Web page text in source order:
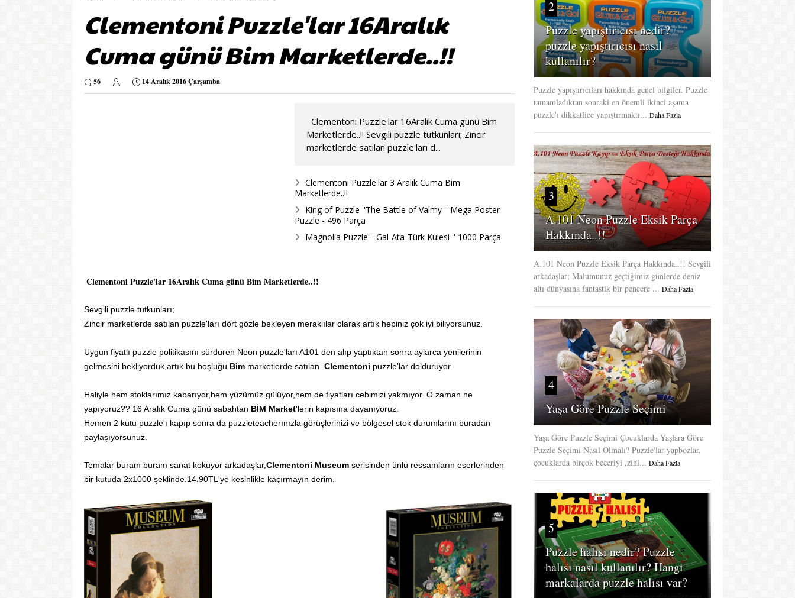
Clementoni Puzzle'lar 16Aralık
Cuma günü Bim Marketlerde..!!
56 14 Aralık 2016 Çarşamba
Clementoni Puzzle'lar 16Aralık Cuma günü Bim
Marketlerde..!! Sevgili puzzle tutkunları; Zincir
marketlerde satılan puzzle'ları d...
Clementoni Puzzle'lar 3 Aralık Cuma Bim
Marketlerde..!!
King of Puzzle ''The Battle of Valmy '' Mega Poster
Puzzle - 496 Parça
Magnolia Puzzle '' Gal-Ata-Türk Kulesi '' 1000 Parça
Clementoni Puzzle'lar 16Aralık Cuma günü Bim Marketlerde..!!
Sevgili puzzle tutkunları;
Zincir marketlerde satılan puzzle'ları dört gözle bekleyen meraklılar olarak artık hepiniz çok iyi biliyorsunuz.
Uygun fiyatlı puzzle politikasını sürdüren Neon puzzle'ları A101 den alıp yaptıktan sonra aylarca yenilerinin
gelmesini bekliyorduk,artık bu boşluğu Bim marketlerde satılan Clementoni puzzle'lar dolduruyor.
Haliyle hem stoklarımız kabarıyor,hem yüzümüz gülüyor,hem de fiyatları cebimizi yakmıyor. O zaman ne
yapıyoruz?? 16 Aralık Cuma günü sabahtan BİM Market'lerin kapısına dayanıyoruz.
Hemen 2 kutu puzzle'ı kapıp sonra da puzzleteacherınızla görüşlerinizi ve bölgesel stok durumlarını buradan
paylaşıyorsunuz.
Temalar buram buram sanat kokuyor arkadaşlar,Clementoni Museum serisinden ünlü ressamların eserlerinden
bir kutuda 2x1000 şeklinde.14.90TL'ye kesinlikle kaçırmayın derim.
2
Puzzle yapıştırıcısı nedir?
puzzle yapıştırıcısı nasıl
kullanılır?
Puzzle yapıştırıcıları hakkında genel bilgiler. Puzzle
tamamladıktan sonraki en önemli ikinci aşama
puzzle'ı dikkatlice yapıştırmaktı... Daha Fazla
3
A.101 Neon Puzzle Eksik Parça
Hakkında..!!
A.101 Neon Puzzle Eksik Parça Hakkında..!! Sevgili
arkadaşlar; Malumunuz geçtiğimiz günlerde deniz
altı dünyasına fantastik bir pencere ... Daha Fazla
4
Yaşa Göre Puzzle Seçimi
Yaşa Göre Puzzle Seçimi Çocuklarda Yaşlara Göre
Puzzle Seçimi Nasıl Olmalı? Puzzle'lar-yapbozlar,
çocuklarda birçok beceriyi ,zihi... Daha Fazla
5
Puzzle halısı nedir? Puzzle
halısı nasıl kullanılır? Hangi
markalarda puzzle halısı var?